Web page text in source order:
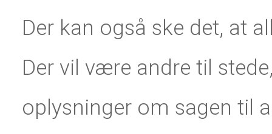
Der kan også ske det, at
Der vil være andre til
oplysninger om sagen til